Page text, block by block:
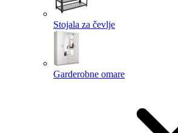
Stojala za čevlje
Garderobne omare